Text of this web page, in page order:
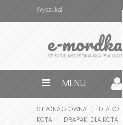
MENU
STRONA GŁÓWNA DLA KOTA
KOTA
DRAPAKI DLA KOTA